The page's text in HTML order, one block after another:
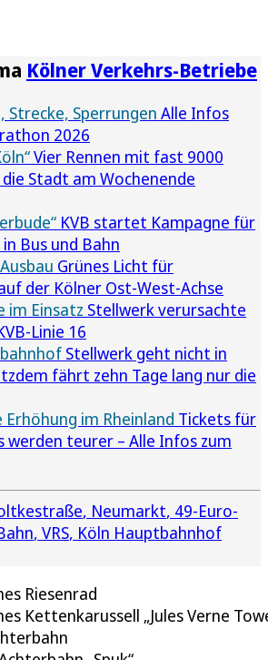
Kölner Verkehrs-Betriebe
Strecke, Sperrungen Alle Infos
2026
Vier Rennen mit fast 9000
Stadt am Wochenende
KVB startet Kampagne für
Bus und Bahn
Grünes Licht für
der Kölner Ost-West-Achse
im Einsatz Stellwerk verursachte
Linie 16
Stellwerk geht nicht in
fährt zehn Tage lang nur die
im Rheinland Tickets für
werden teurer – Alle Infos zum
Neumarkt 49-Euro-
VRS Köln Hauptbahnhof
Riesenrad
Kettenkarussell „Jules Verne